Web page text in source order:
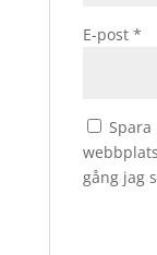
E-post *
gång jag